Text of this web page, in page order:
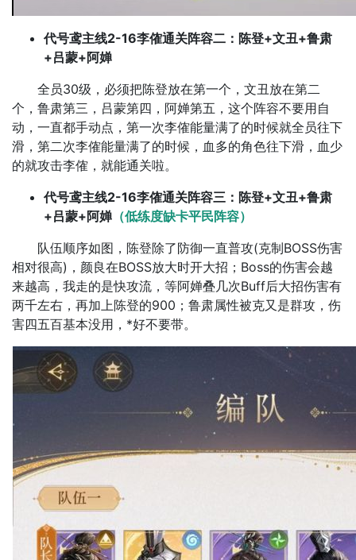
代号鸢主线2-16李傕通关阵容二：陈登+文丑+鲁肃
+吕蒙+阿婵
全员30级，必须把陈登放在第一个，文丑放在第二
个，鲁肃第三，吕蒙第四，阿婵第五，这个阵容不要用自
动，一直都手动点，第一次李傕能量满了的时候就全员往下
滑，第二次李傕能量满了的时候，血多的角色往下滑，血少
的就攻击李傕，就能通关啦。
代号鸢主线2-16李傕通关阵容三：陈登+文丑+鲁肃
+吕蒙+阿婵 （低练度缺卡平民阵容）
队伍顺序如图，陈登除了防御一直普攻(克制BOSS伤害
相对很高)，颜良在BOSS放大时开大招；Boss的伤害会越
来越高，我走的是快攻流，等阿婵叠几次Buff后大招伤害有
两千左右，再加上陈登的900；鲁肃属性被克又是群攻，伤
害四五百基本没用，*好不要带。